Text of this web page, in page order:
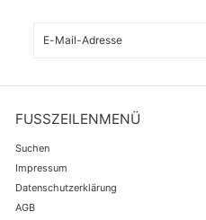
Mail-
FUSSZEILENMENÜ
Suchen
Impressum
Datenschutzerklärung
AGB